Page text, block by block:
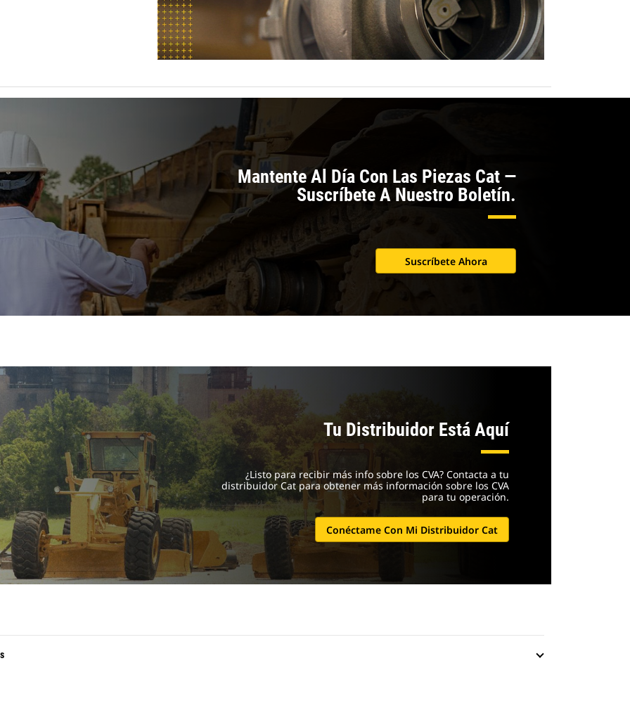
Mantente Al Día Con Las Piezas Cat —
Suscríbete A Nuestro Boletín.
Suscríbete Ahora
Tu Distribuidor Está Aquí
¿Listo para recibir más info sobre los CVA? Contacta a tu
distribuidor Cat para obtener más información sobre los CVA
para tu operación.
Conéctame Con Mi Distribuidor Cat